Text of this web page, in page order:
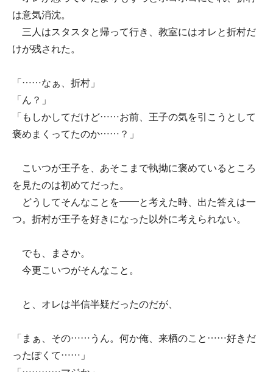
は意気消沈。
三人はスタスタと帰って行き、教室にはオレと折村だ
けが残された。
「……なぁ、折村」
「ん？」
「もしかしてだけど……お前、王子の気を引こうとして
褒めまくってたのか……？」
こいつが王子を、あそこまで執拗に褒めているところ
を見たのは初めてだった。
どうしてそんなことを――と考えた時、出た答えは一
つ。折村が王子を好きになった以外に考えられない。
でも、まさか。
今更こいつがそんなこと。
と、オレは半信半疑だったのだが、
「まぁ、その……うん。何か俺、来栖のこと……好きだ
ったぽくて……」